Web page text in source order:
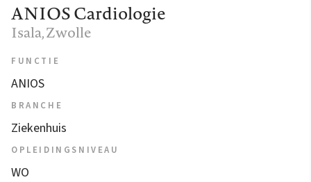
ANIOS Cardiologie
Isala, Zwolle
FUNCTIE
ANIOS
BRANCHE
Ziekenhuis
OPLEIDINGSNIVEAU
WO